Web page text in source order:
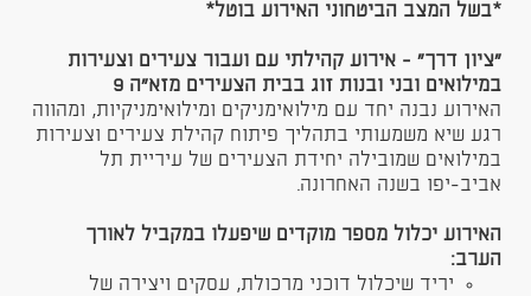
*בשל המצב הביטחוני האירוע בוטל*
"ציון דרך" - אירוע קהילתי עם ועבור צעירים וצעירות
במילואים ובני ובנות זוג בבית הצעירים מזא"ה 9
האירוע נבנה יחד עם מילואימניקים ומילואימניקיות, ומהווה
רגע שיא משמעותי בתהליך פיתוח קהילת צעירים וצעירות
במילואים שמובילה יחידת הצעירים של עיריית תל
אביב-יפו בשנה האחרונה.
האירוע יכלול מספר מוקדים שיפעלו במקביל לאורך
הערב:
יריד שיכלול דוכני מרכולת, עסקים ויצירה של